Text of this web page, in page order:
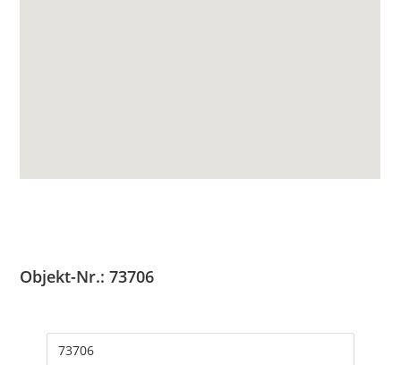
Objekt-Nr.: 73706